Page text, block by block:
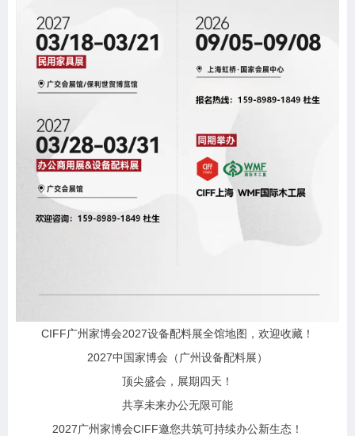
CIFF广州家博会2027设备配料展全馆地图，欢迎收藏！
2027中国家博会（广州设备配料展）
顶尖盛会，展期四天！
共享未来办公无限可能
2027广州家博会CIFF邀您共筑可持续办公新生态！